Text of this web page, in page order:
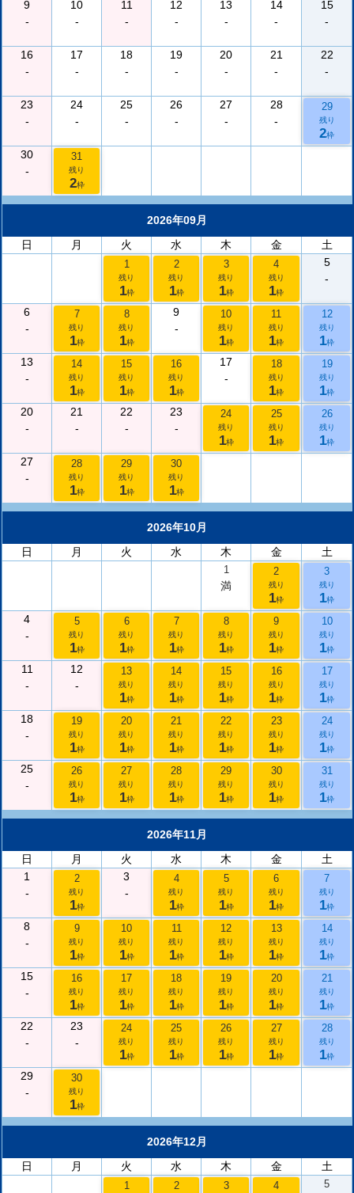
9
-
10
-
11
-
12
-
13
-
14
-
15
-
16
-
17
-
18
-
19
-
20
-
21
-
22
-
23
-
24
-
25
-
26
-
27
-
28
-
29
残り
2枠
30
-
31
残り
2枠
2026年09月
日
月 火 水 木 金 土
1
残り
1枠
2
残り
1枠
3
残り
1枠
4
残り
1枠
5
-
6
-
7
残り
1枠
8
残り
1枠
9
-
10
残り
1枠
11
残り
1枠
12
残り
1枠
13
-
14
残り
1枠
15
残り
1枠
16
残り
1枠
17
-
18
残り
1枠
19
残り
1枠
20
-
21
-
22
-
23
-
24
残り
1枠
25
残り
1枠
26
残り
1枠
27
-
28
残り
1枠
29
残り
1枠
30
残り
1枠
2026年10月
日
月 火 水 木 金 土
1
満
2
残り
1枠
3
残り
1枠
4
-
5
残り
1枠
6
残り
1枠
7
残り
1枠
8
残り
1枠
9
残り
1枠
10
残り
1枠
11
-
12
-
13
残り
1枠
14
残り
1枠
15
残り
1枠
16
残り
1枠
17
残り
1枠
18
-
19
残り
1枠
20
残り
1枠
21
残り
1枠
22
残り
1枠
23
残り
1枠
24
残り
1枠
25
-
26
残り
1枠
27
残り
1枠
28
残り
1枠
29
残り
1枠
30
残り
1枠
31
残り
1枠
2026年11月
日
月 火 水 木 金
土
1
-
2
残り
1枠
3
-
4
残り
1枠
5
残り
1枠
6
残り
1枠
7
残り
1枠
8
-
9
残り
1枠
10
残り
1枠
11
残り
1枠
12
残り
1枠
13
残り
1枠
14
残り
1枠
15
-
16
残り
1枠
17
残り
1枠
18
残り
1枠
19
残り
1枠
20
残り
1枠
21
残り
1枠
22
-
23
-
24
残り
1枠
25
残り
1枠
26
残り
1枠
27
残り
1枠
28
残り
1枠
29
-
30
残り
1枠
2026年12月
日
月 火 水 木 金 土
1 2 3 4 5